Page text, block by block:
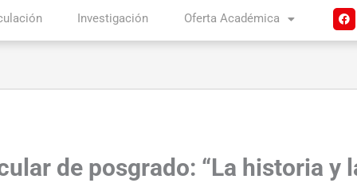
Investigación Oferta Académica
F
a
k
de posgrado: “La historia y